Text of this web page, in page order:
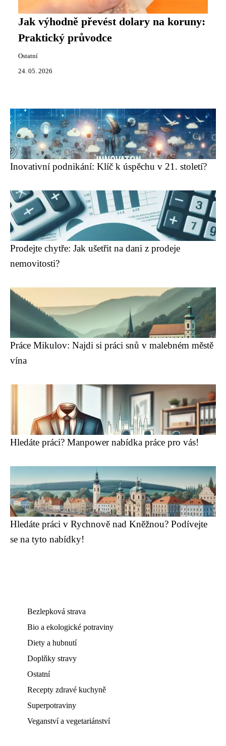
Jak výhodně převést dolary na koruny:
Praktický průvodce
Ostatní
24. 05. 2026
Inovativní podnikání: Klíč k úspěchu v 21. století?
Prodejte chytře: Jak ušetřit na dani z prodeje
nemovitosti?
Práce Mikulov: Najdi si práci snů v malebném městě
vína
Hledáte práci? Manpower nabídka práce pro vás!
Hledáte práci v Rychnově nad Kněžnou? Podívejte
se na tyto nabídky!
Bezlepková strava
Bio a ekologické potraviny
Diety a hubnutí
Doplňky stravy
Ostatní
Recepty zdravé kuchyně
Superpotraviny
Veganství a vegetariánství